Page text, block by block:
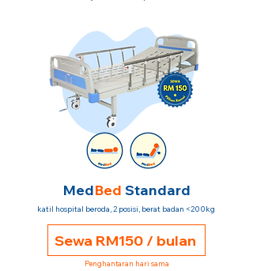
MedBed Standard
katil hospital beroda, 2 posisi, berat badan <200kg
Sewa RM150 / bulan
Penghantaran hari sama